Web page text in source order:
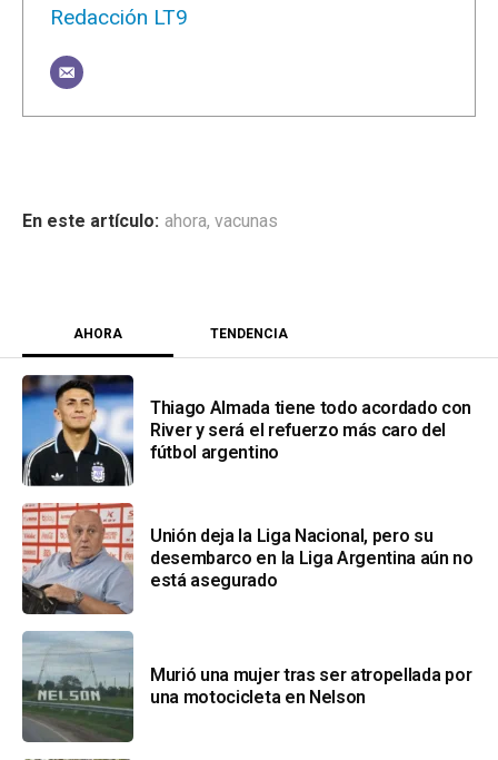
Redacción LT9
ahora, vacunas
AHORA TENDENCIA
Thiago Almada tiene todo acordado con
River y será el refuerzo más caro del
fútbol argentino
Unión deja la Liga Nacional, pero su
desembarco en la Liga Argentina aún no
está asegurado
Murió una mujer tras ser atropellada por
una motocicleta en Nelson